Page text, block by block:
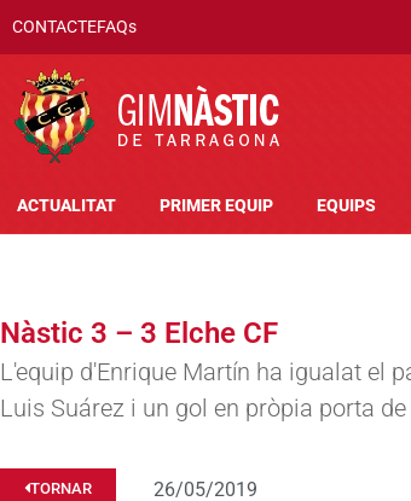
CONTACTEFAQs
ACTUALITAT PRIMER EQUIP EQUIPS
Nàstic 3 – 3 Elche CF
L'equip d'Enrique Martín ha igualat el
Luis Suárez i un gol en pròpia porta de
TORNAR 26/05/2019